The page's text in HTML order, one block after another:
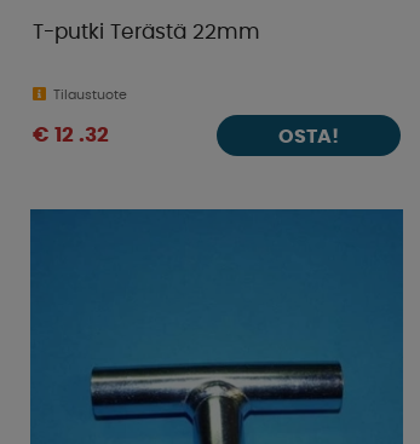
T-putki Terästä 22mm
Tilaustuote
€ 12 .32 OSTA!